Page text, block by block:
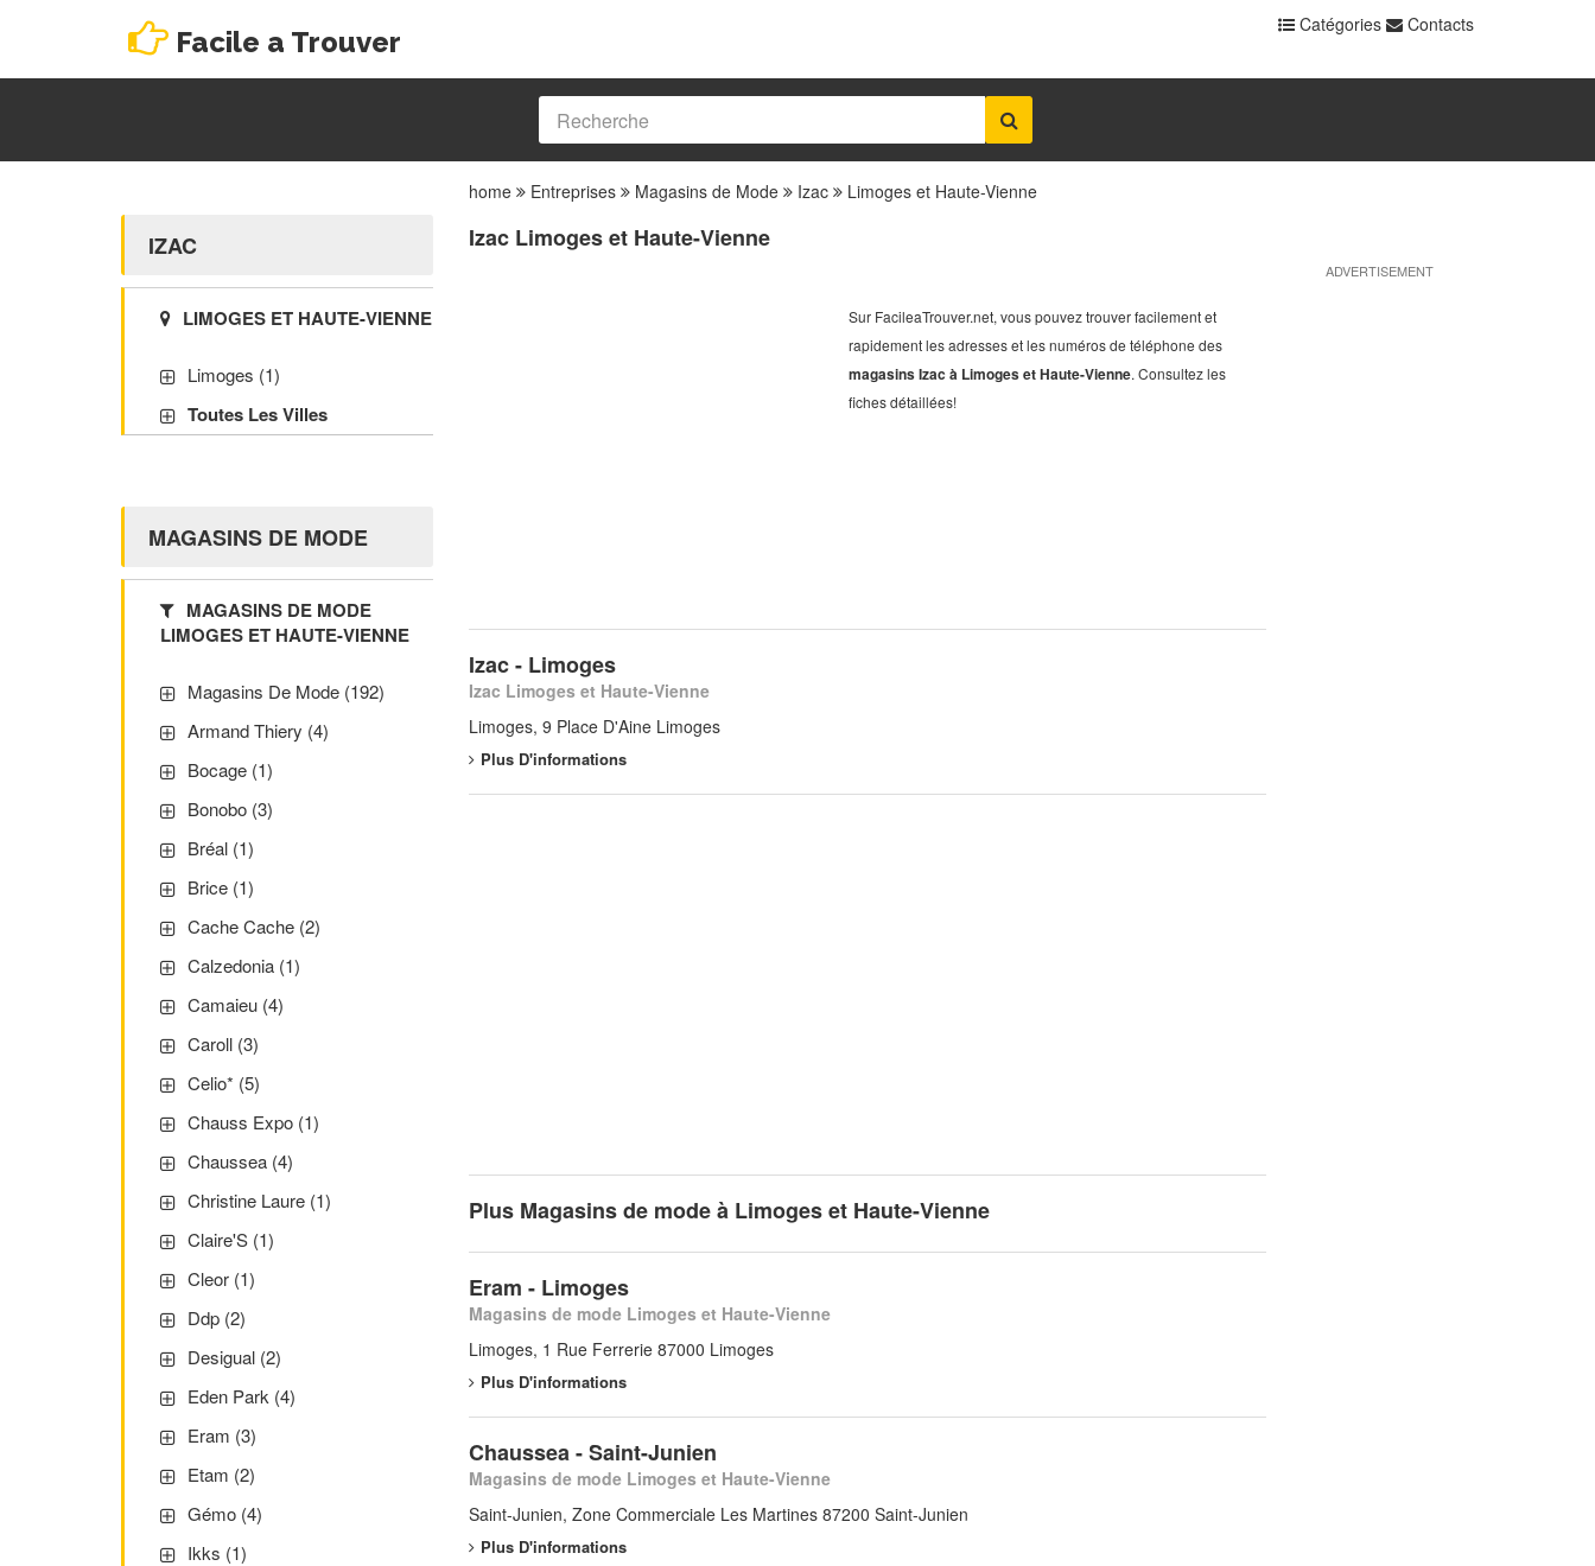
Facile a Trouver
Catégories Contacts
home Entreprises Magasins de Mode Izac Limoges et Haute-Vienne
Izac Limoges et Haute-Vienne
Sur FacileaTrouver.net, vous pouvez trouver facilement et
rapidement les adresses et les numéros de téléphone des
magasins Izac à Limoges et Haute-Vienne. Consultez les
fiches détaillées!
Izac - Limoges
Izac Limoges et Haute-Vienne
Limoges, 9 Place D'Aine Limoges
Plus D'informations
Plus Magasins de mode à Limoges et Haute-Vienne
Eram - Limoges
Magasins de mode Limoges et Haute-Vienne
Limoges, 1 Rue Ferrerie 87000 Limoges
Plus D'informations
Chaussea - Saint-Junien
Magasins de mode Limoges et Haute-Vienne
Saint-Junien, Zone Commerciale Les Martines 87200 Saint-Junien
Plus D'informations
ADVERTISEMENT
IZAC
LIMOGES ET HAUTE-VIENNE
Limoges (1)
Toutes Les Villes
MAGASINS DE MODE
MAGASINS DE MODE
LIMOGES ET HAUTE-VIENNE
Magasins De Mode (192)
Armand Thiery (4)
Bocage (1)
Bonobo (3)
Bréal (1)
Brice (1)
Cache Cache (2)
Calzedonia (1)
Camaieu (4)
Caroll (3)
Celio* (5)
Chauss Expo (1)
Chaussea (4)
Christine Laure (1)
Claire'S (1)
Cleor (1)
Ddp (2)
Desigual (2)
Eden Park (4)
Eram (3)
Etam (2)
Gémo (4)
Ikks (1)